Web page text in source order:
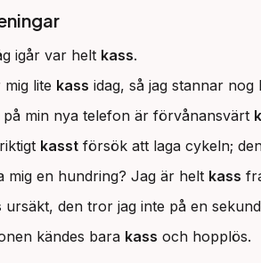
igår var helt kass.
lite kass idag, så jag stannar
på min nya telefon är förvånansvärt
kasst försök att laga cykeln;
mig en hundring? Jag är helt kass
ursäkt, den tror jag inte på en
kändes bara kass och hopplös.